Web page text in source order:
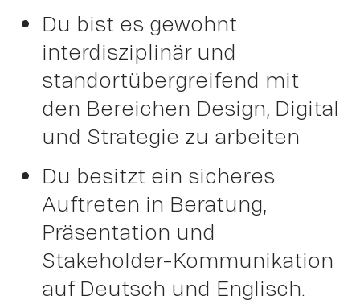
Du bist es gewohnt
interdisziplinär und
standortübergreifend mit
den Bereichen Design, Digital
und Strategie zu arbeiten
Du besitzt ein sicheres
Auftreten in Beratung,
Präsentation und
Stakeholder-Kommunikation
auf Deutsch und Englisch.